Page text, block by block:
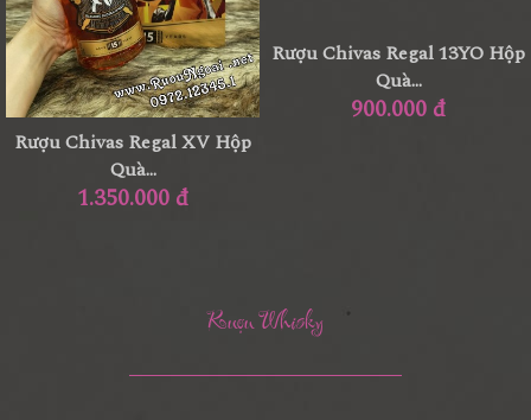
Rượu Chivas Regal 12YO Hộp
Quà...
800.000 đ
Rượu Chivas - Royal Salute...
10.500.000 đ
Rượu Whisky